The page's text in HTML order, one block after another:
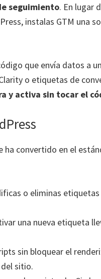
seguimiento. En lugar
instalas GTM una
que envía datos a
o etiquetas de
y activa sin tocar el
ha convertido en el
o eliminas
una nueva etiqueta
sin bloquear el
sitio.